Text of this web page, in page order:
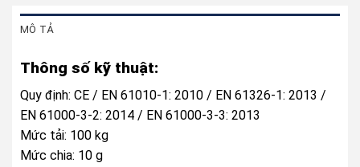
MÔ TẢ
Thông số kỹ thuật:
Quy định: CE / EN 61010-1: 2010 / EN 61326-1: 2013 /
EN 61000-3-2: 2014 / EN 61000-3-3: 2013
Mức tải: 100 kg
Mức chia: 10 g